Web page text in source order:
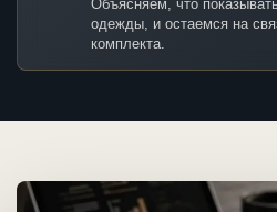
Объясняем, что
одежды, и остаемся на
комплекта.